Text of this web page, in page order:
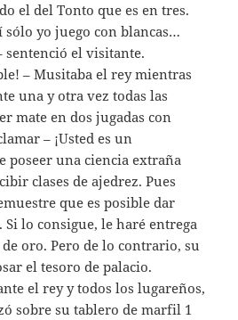
el del Tonto que es en tres.
sólo yo juego con blancas…
sentenció el visitante.
– Musitaba el rey mientras
una y otra vez todas las
mate en dos jugadas con
– ¡Usted es un
poseer una ciencia extraña
clases de ajedrez. Pues
que es posible dar
Si lo consigue, le haré entrega
oro. Pero de lo contrario, su
el tesoro de palacio.
el rey y todos los lugareños,
sobre su tablero de marfil 1